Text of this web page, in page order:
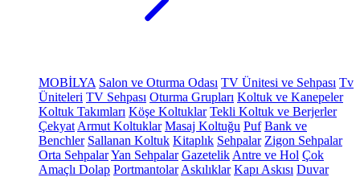
MOBİLYA Salon ve Oturma Odası TV Ünitesi ve Sehpası Tv
Üniteleri TV Sehpası Oturma Grupları Koltuk ve Kanepeler
Koltuk Takımları Köşe Koltuklar Tekli Koltuk ve Berjerler
Çekyat Armut Koltuklar Masaj Koltuğu Puf Bank ve
Benchler Sallanan Koltuk Kitaplık Sehpalar Zigon Sehpalar
Orta SehpalarYan Sehpalar Gazetelik Antre ve Hol Çok
Amaçlı Dolap Portmantolar Askılıklar Kapı Askısı Duvar